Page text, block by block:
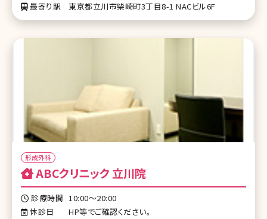
最寄り駅
東京都立川市柴崎町3丁目8-1 NACビル6F
形成外科
ABCクリニック 立川院
診療時間 10:00～20:00
休診日
HP等でご確認ください。